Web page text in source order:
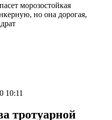
морозостойкая
но она дорогая,
10:11
тротуарной